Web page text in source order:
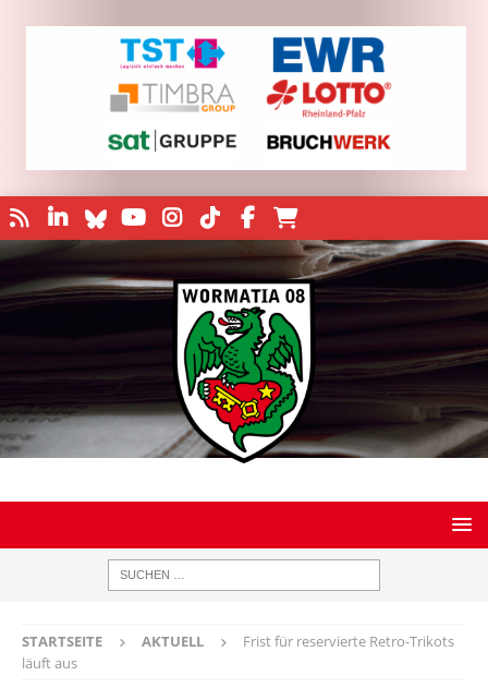
STARTSEITE AKTUELL
Frist für reservierte Retro-Trikots
läuft aus